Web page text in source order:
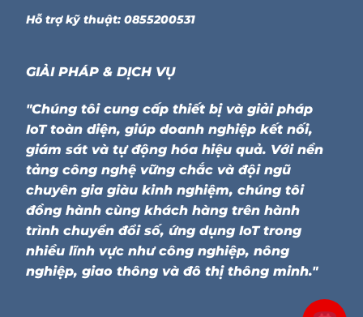
Hỗ trợ kỹ thuật: 0855200531
GIẢI PHÁP & DỊCH VỤ
"Chúng tôi cung cấp thiết bị và giải pháp
IoT toàn diện, giúp doanh nghiệp kết nối,
giám sát và tự động hóa hiệu quả. Với nền
tảng công nghệ vững chắc và đội ngũ
chuyên gia giàu kinh nghiệm, chúng tôi
đồng hành cùng khách hàng trên hành
trình chuyển đổi số, ứng dụng IoT trong
nhiều lĩnh vực như công nghiệp, nông
nghiệp, giao thông và đô thị thông minh."